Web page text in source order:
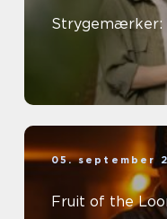
Strygemærker:
05. september
Fruit of the